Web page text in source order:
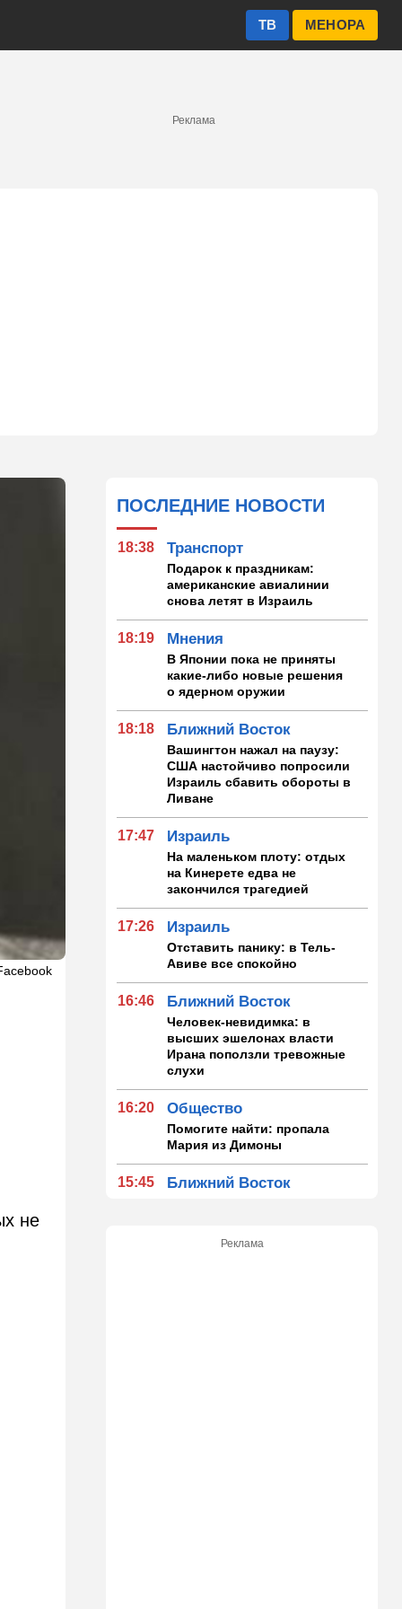
МЕНОРА
ТВ
Реклама
не
ПОСЛЕДНИЕ НОВОСТИ
18:38 Транспорт
Подарок к праздникам:
американские авиалинии
снова летят в Израиль
18:19 Мнения
В Японии пока не приняты
какие-либо новые решения
о ядерном оружии
18:18 Ближний Восток
Вашингтон нажал на паузу:
США настойчиво попросили
Израиль сбавить обороты в
Ливане
17:47 Израиль
На маленьком плоту: отдых
на Кинерете едва не
закончился трагедией
17:26 Израиль
Отставить панику: в Тель-
Авиве все спокойно
16:46 Ближний Восток
Человек-невидимка: в
высших эшелонах власти
Ирана поползли тревожные
слухи
16:20 Общество
Помогите найти: пропала
Мария из Димоны
15:45 Ближний Восток
"исламский НАТО"
Реклама